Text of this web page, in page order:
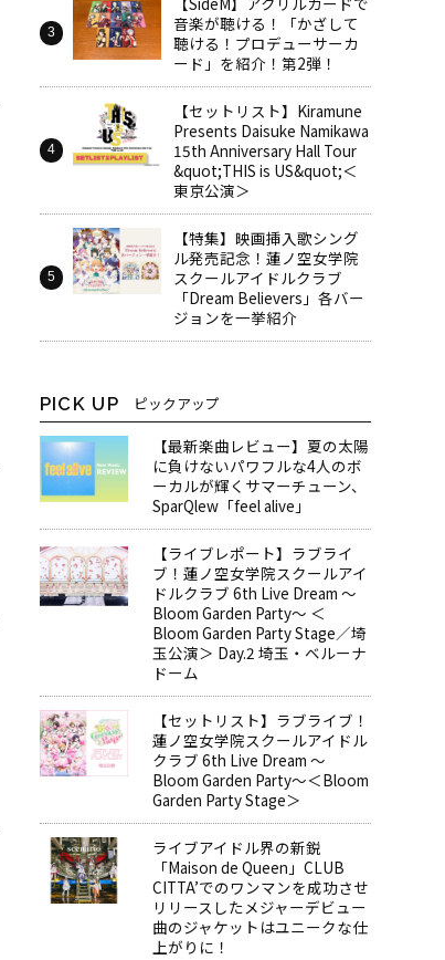
音楽が聴ける！「かざして
聴ける！プロデューサーカ
ード」を紹介！第2弾！
【セットリスト】Kiramune
Presents Daisuke Namikawa
15th Anniversary Hall Tour
&quot;THIS is US&quot;＜
東京公演＞
【特集】映画挿入歌シング
ル発売記念！蓮ノ空女学院
スクールアイドルクラブ
「Dream Believers」各バー
ジョンを一挙紹介
PICK UP ピックアップ
【最新楽曲レビュー】夏の太陽
に負けないパワフルな4人のボ
ーカルが輝くサマーチューン、
SparQlew「feel alive」
【ライブレポート】ラブライ
ブ！蓮ノ空女学院スクールアイ
ドルクラブ 6th Live Dream ～
Bloom Garden Party～ ＜
Bloom Garden Party Stage／埼
玉公演＞ Day.2 埼玉・ベルーナ
ドーム
【セットリスト】ラブライブ！
蓮ノ空女学院スクールアイドル
クラブ 6th Live Dream ～
Bloom Garden Party～＜Bloom
Garden Party Stage＞
ライブアイドル界の新鋭
「Maison de Queen」CLUB
CITTA’でのワンマンを成功させ
リリースしたメジャーデビュー
曲のジャケットはユニークな仕
上がりに！